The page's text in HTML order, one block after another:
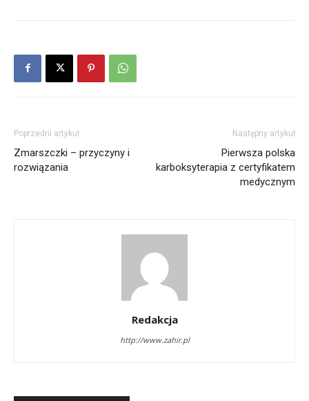
Poprzedni artykuł
Zmarszczki – przyczyny i
rozwiązania
Następny artykuł
Pierwsza polska
karboksyterapia z certyfikatem
medycznym
Redakcja
http://www.zahir.pl